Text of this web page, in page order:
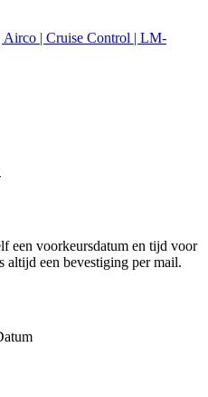
Airco | Cruise Control | LM-
een voorkeursdatum en tijd voor
altijd een bevestiging per mail.